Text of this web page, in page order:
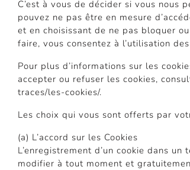
C’est à vous de décider si vous nous
pouvez ne pas être en mesure
et en choisissant de ne pas bloquer
faire, vous consentez à l’utilisation
Pour plus d’informations sur les
accepter ou refuser les cookies,
traces/les-cookies/.
Les choix qui vous sont offerts par
(a) L’accord sur les Cookies
L’enregistrement d’un cookie dans
modifier à tout moment et